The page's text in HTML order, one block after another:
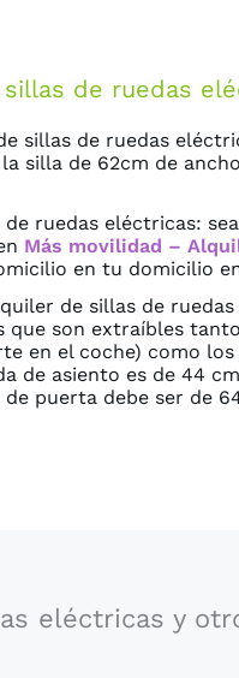
de ruedas
sillas de ruedas
silla de 62cm de
ruedas eléctricas:
Más movilidad –
en tu domicilio
de sillas de
que son extraíbles
en el coche) como
de asiento es de 44
de puerta debe ser de
eléctricas y